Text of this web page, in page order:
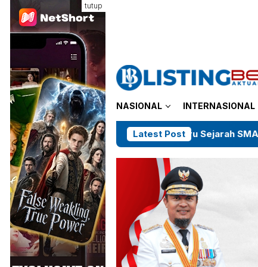
Loncat
konten
tutup
NASIONAL INTERNASIONAL
Latest Post
Guru Sejarah SMAN 9 Jeneponto